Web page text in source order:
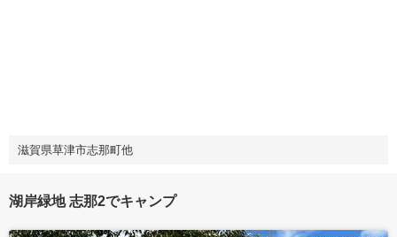
滋賀県草津市志那町他
湖岸緑地 志那2でキャンプ